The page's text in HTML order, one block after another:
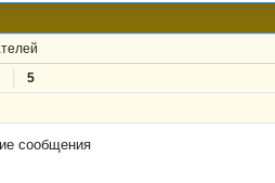
5
сообщения